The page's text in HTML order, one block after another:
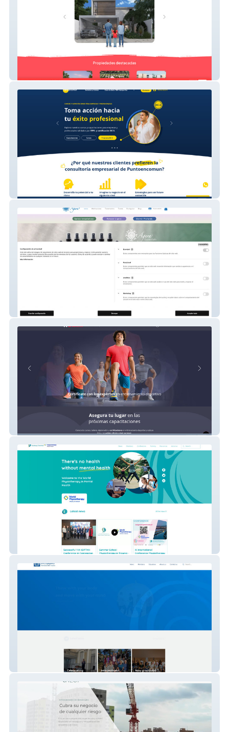
Casado Inmobiliaria
Puntoencomun
Agera Terapias Alternativas
Maestriadeportiva